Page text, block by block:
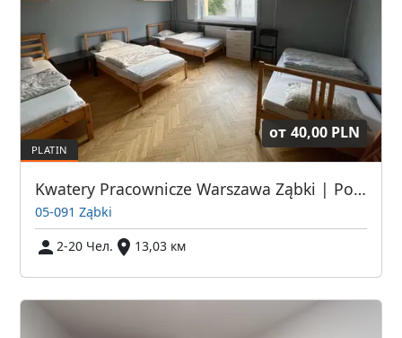
от 40,00 PLN
Kwatery Pracownicze Warszawa Ząbki | Pokoje dla pracowników w Warszawie | Tanie Spanie Warszawa | Pokoje Pracownicze Warszawa | Kwatery dla Pracowników
05-091 Ząbki
2-20 Чел.
13,03 км